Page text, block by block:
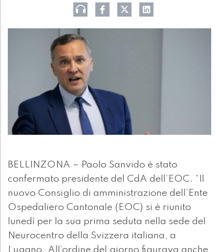
BELLINZONA – Paolo Sanvido è stato
confermato presidente del CdA dell’EOC. “Il
nuovo Consiglio di amministrazione dell’Ente
Ospedaliero Cantonale (EOC) si è riunito
lunedì per la sua prima seduta nella sede del
Neurocentro della Svizzera italiana, a